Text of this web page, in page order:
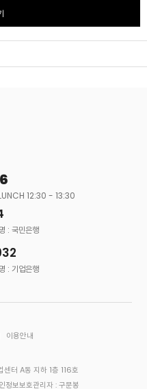
12:30 - 13:30
: 국민은행
: 기업은행
이용안내
터 A동 지하 1층 116호
정보보호관리자 : 구문봉